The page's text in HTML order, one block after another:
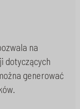
na
dotyczących
generować